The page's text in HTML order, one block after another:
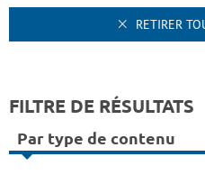
RETIRER
FILTRE DE RÉSULTATS
Par type de contenu